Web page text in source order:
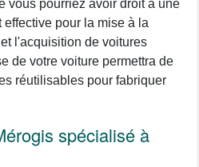
vous pourriez avoir droit à une
effective pour la mise à la
l'acquisition de voitures
de votre voiture permettra de
réutilisables pour fabriquer
spécialisé à